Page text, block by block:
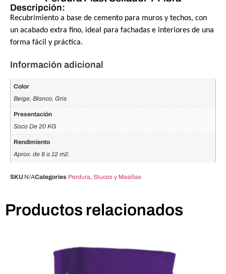
Descripción:
Recubrimiento a base de cemento para muros y techos, con
un acabado extra fino, ideal para fachadas e interiores de una
forma fácil y práctica.
Información adicional
Color
Beige, Blanco, Gris
Presentación
Saco De 20 KG
Rendimiento
Aprox. de 8 a 12 m2.
SKU N/ACategories Perdura, Stucos y Masillas
Productos relacionados